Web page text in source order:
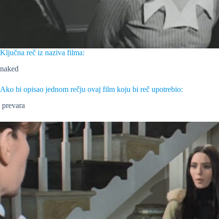
Ključna reč iz naziva filma:
naked
Ako bi opisao jednom rečju ovaj film koju bi reč upotrebio:
prevara